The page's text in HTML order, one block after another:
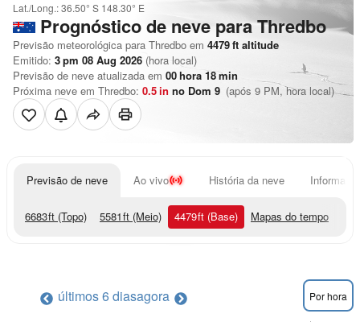
Lat./Long.:36.50° S 148.30° E
Prognóstico de neve para Thredbo
Previsão meteorológica para Thredbo em 4479ft altitude
Emitido: 3 pm 08 Aug 2026 (hora local)
Previsão de neve atualizada em 00hora 18min
Próxima neve em Thredbo: 0.5in no Dom 9 (após 9 PM, hora local)
Previsão de neve Ao vivo História da neve
6683ft (Topo) 5581ft (Meio) 4479ft (Base) Mapas do tempo
últimos 6 diasagora Por hora